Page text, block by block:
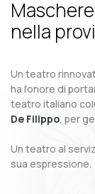
nella
Un teatro
ha l’onore di
teatro italiano
De Filippo, per
Un teatro al
sua espressione.